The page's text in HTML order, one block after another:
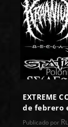
EXTREME
de febrero
Publicado por